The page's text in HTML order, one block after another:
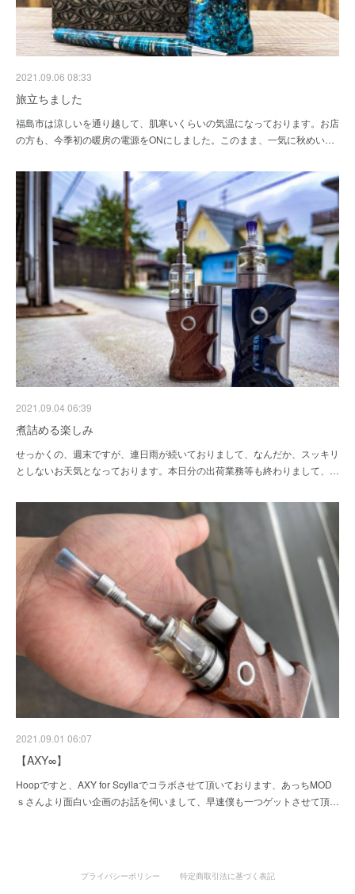
2021.09.06 08:33
旅立ちました
福島市は涼しいを通り越して、肌寒いくらいの気温になっております。お店
の方も、今季初の暖房の電源をONにしました。このまま、一気に秋めい…
2021.09.04 06:39
煮詰める楽しみ
せっかくの、週末ですが、連日雨が続いておりまして、なんだか、スッキリ
としないお天気となっております。本日分の出荷業務等も終わりまして、…
2021.09.01 06:07
【AXY∞】
Hoopですと、AXY for Scyllaでコラボさせて頂いております、あっちMOD
ｓさんより面白い企画のお話を伺いまして、早速僕も一つゲットさせて頂…
プライバシーポリシー 特定商取引法に基づく表記